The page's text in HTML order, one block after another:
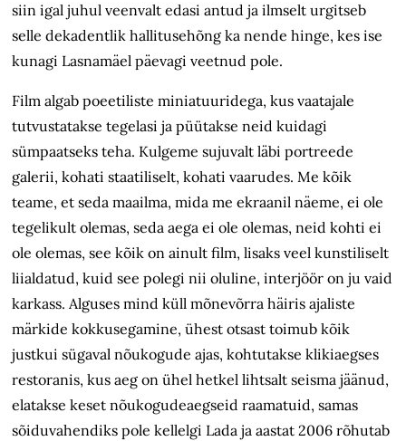
siin igal juhul veenvalt edasi antud ja ilmselt urgitseb
selle dekadentlik hallitusehõng ka nende hinge, kes ise
kunagi Lasnamäel päevagi veetnud pole.
Film algab poeetiliste miniatuuridega, kus vaatajale
tutvustatakse tegelasi ja püütakse neid kuidagi
sümpaatseks teha. Kulgeme sujuvalt läbi portreede
galerii, kohati staatiliselt, kohati vaarudes. Me kõik
teame, et seda maailma, mida me ekraanil näeme, ei ole
tegelikult olemas, seda aega ei ole olemas, neid kohti ei
ole olemas, see kõik on ainult film, lisaks veel kunstiliselt
liialdatud, kuid see polegi nii oluline, interjöör on ju vaid
karkass. Alguses mind küll mõnevõrra häiris ajaliste
märkide kokkusegamine, ühest otsast toimub kõik
justkui sügaval nõukogude ajas, kohtutakse klikiaegses
restoranis, kus aeg on ühel hetkel lihtsalt seisma jäänud,
elatakse keset nõukogudeaegseid raamatuid, samas
sõiduvahendiks pole kellelgi Lada ja aastat 2006 rõhutab